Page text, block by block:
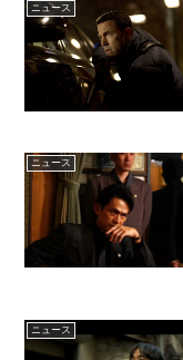
ニュース
ニュース
ニュース